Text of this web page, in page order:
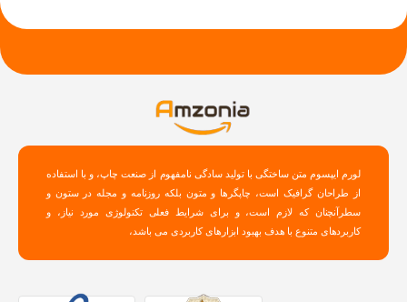
لورم ایپسوم متن ساختگی با تولید سادگی نامفهوم از صنعت چاپ، و با استفاده
از طراحان گرافیک است، چاپگرها و متون بلکه روزنامه و مجله در ستون و
سطرآنچنان که لازم است، و برای شرایط فعلی تکنولوژی مورد نیاز، و
کاربردهای متنوع با هدف بهبود ابزارهای کاربردی می باشد،